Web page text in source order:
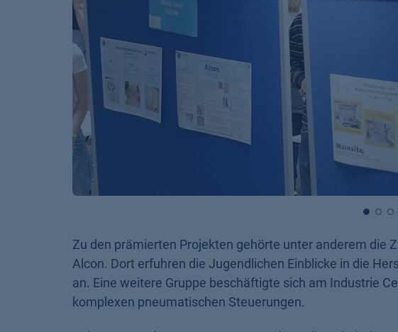
Zu den prämierten Projekten gehörte unter anderem
Alcon. Dort erfuhren die Jugendlichen Einblicke in die
an. Eine weitere Gruppe beschäftigte sich am Industrie
komplexen pneumatischen Steuerungen.